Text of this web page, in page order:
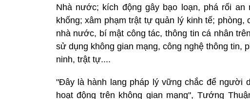
Nhà nước; kích động gây bạo loạn, phá rối
khống; xâm phạm trật tự quản lý kinh tế;
nhà nước, bí mật công tác, thông tin cá nhân
sử dụng không gian mạng, công nghệ thông tin,
ninh, trật tự....
"Đây là hành lang pháp lý vững chắc để người
hoạt động trên không gian mạng", Tướng